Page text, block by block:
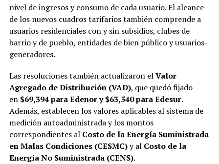
nivel de ingresos y consumo de cada usuario. El alcance
de los nuevos cuadros tarifarios también comprende a
usuarios residenciales con y sin subsidios, clubes de
barrio y de pueblo, entidades de bien público y usuarios-
generadores.
Las resoluciones también actualizaron elValor
Agregado de Distribución (VAD), que quedó fijado
en $69,394 para Edenor y $63,540 para Edesur.
Además, establecen los valores aplicables al sistema de
medición autoadministrada y los montos
correspondientes al Costo de la Energía Suministrada
en Malas Condiciones (CESMC)y al Costo de la
Energía No Suministrada (CENS).